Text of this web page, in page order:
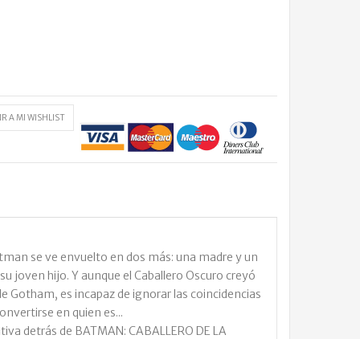
A MI WISHLIST
se ve envuelto en dos más: una madre y un
joven hijo. Y aunque el Caballero Oscuro creyó
Gotham, es incapaz de ignorar las coincidencias
en quien es...
detrás de BATMAN: CABALLERO DE LA